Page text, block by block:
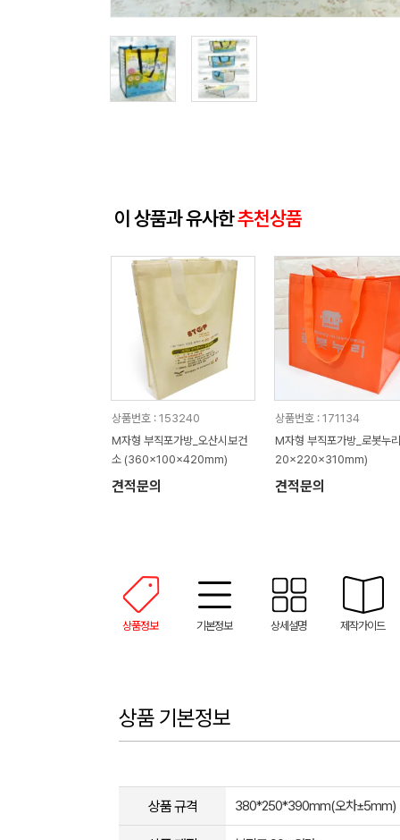
이 상품과 유사한추천상품
상품번호 : 153240
M자형 부직포가방_오산시보건
소 (360x100x420mm)
견적문의
상품번호 : 171134
M자형 부직포가방_로봇누
20x220x310mm)
견적문의
상품정보 기본정보 상세설명 제작가이드
상품 기본정보
상품 규격 380*250*390mm(오차±5mm)